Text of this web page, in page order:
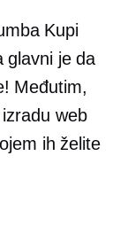
Kupi
glavni je da
Međutim,
web
ih želite